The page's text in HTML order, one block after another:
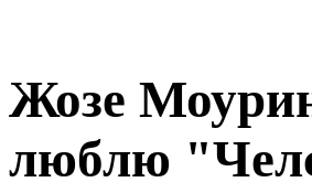
Жозе
люблю